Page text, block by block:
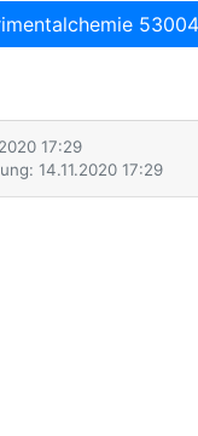
53004
17:29
14.11.2020 17:29